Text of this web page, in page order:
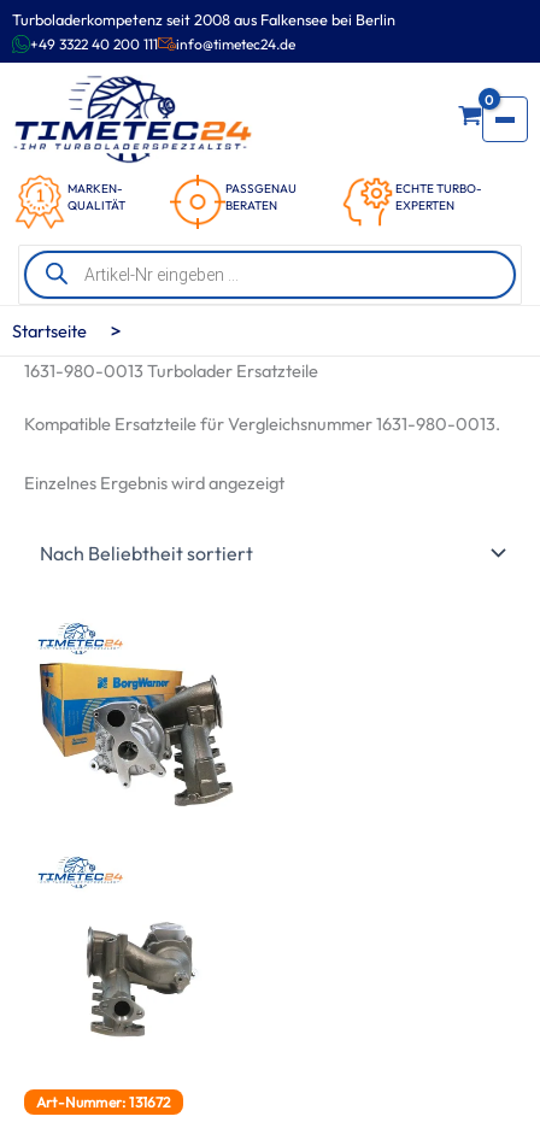
Turboladerkompetenz seit 2008 aus Falkensee bei Berlin
+49 3322 40 200 111 info@timetec24.de
MARKEN-
QUALITÄT
PASSGENAU
BERATEN
ECHTE TURBO-
EXPERTEN
0
Products
search
Zum
Inhalt
springen
Startseite >
1631-980-0013 Turbolader Ersatzteile
Kompatible Ersatzteile für Vergleichsnummer 1631-980-0013.
Einzelnes Ergebnis wird angezeigt
Art-Nummer: 131672